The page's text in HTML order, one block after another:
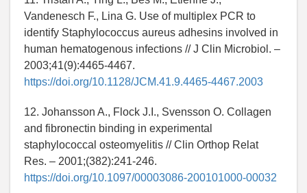
Vandenesch F., Lina G. Use of multiplex PCR to
identify Staphylococcus aureus adhesins involved in
human hematogenous infections // J Clin Microbiol. –
2003;41(9):4465-4467.
https://doi.org/10.1128/JCM.41.9.4465-4467.2003
12. Johansson A., Flock J.I., Svensson O. Collagen
and fibronectin binding in experimental
staphylococcal osteomyelitis // Clin Orthop Relat
Res. – 2001;(382):241-246.
https://doi.org/10.1097/00003086-200101000-00032